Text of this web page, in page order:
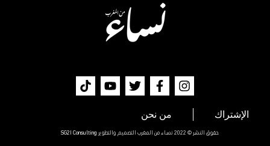
الإشتراك من نحن
حقوق النشر © 2022 نساء من المغرب التصميم والتطوير SG2I Consulting